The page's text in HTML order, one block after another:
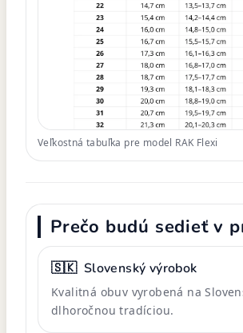
Veľkostná tabuľka pre model RAK Flexi
Prečo budú sedieť v
🇸🇰 Slovenský výrobok
Kvalitná obuv vyrobená na
dlhoročnou tradíciou.